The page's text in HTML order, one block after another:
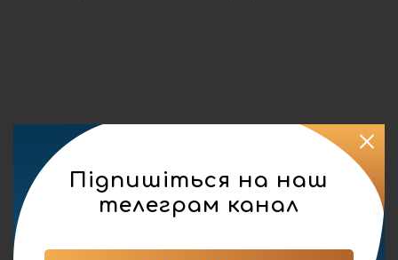
Підпишіться на наш
телеграм канал